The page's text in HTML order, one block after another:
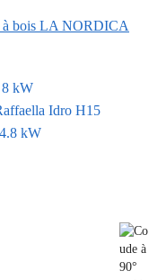
à bois LA NORDICA
8 kW
Idro H15
kW